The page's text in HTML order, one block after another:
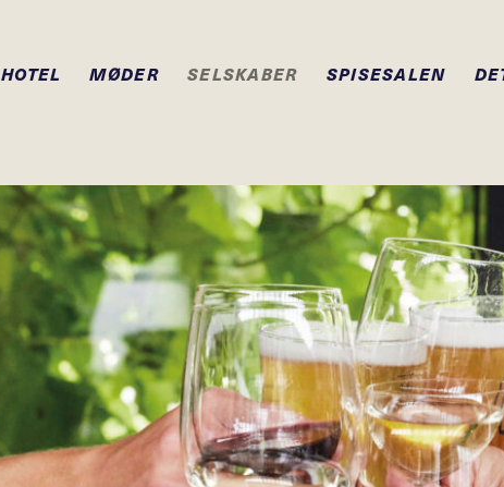
HOTEL MØDER SELSKABER SPISESALEN